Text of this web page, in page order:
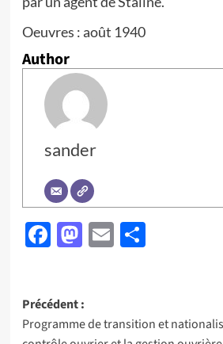
Oeuvres : août 1940
Author
sander
Facebook
Mastodon
Email
Navigation
d’article
Précédent :
Programme de transition et